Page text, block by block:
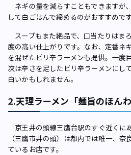
ネギの量を減らすこともできますが
して白ごはんで締めるのがおすすめです
スープもまた絶品で、口当たりはま
度の高い仕上がりです。なお、定番ネ
を混ぜたピリ辛ラーメンも提供。一度
次は辛さを足したピリ辛ラーメンにし
白いかもしれません。
2.天理ラーメン「麺旨のほんわ
京王井の頭線三鷹台駅のすぐ近くに
（三鷹市井の頭）は都内では唯一、
ているお店です。